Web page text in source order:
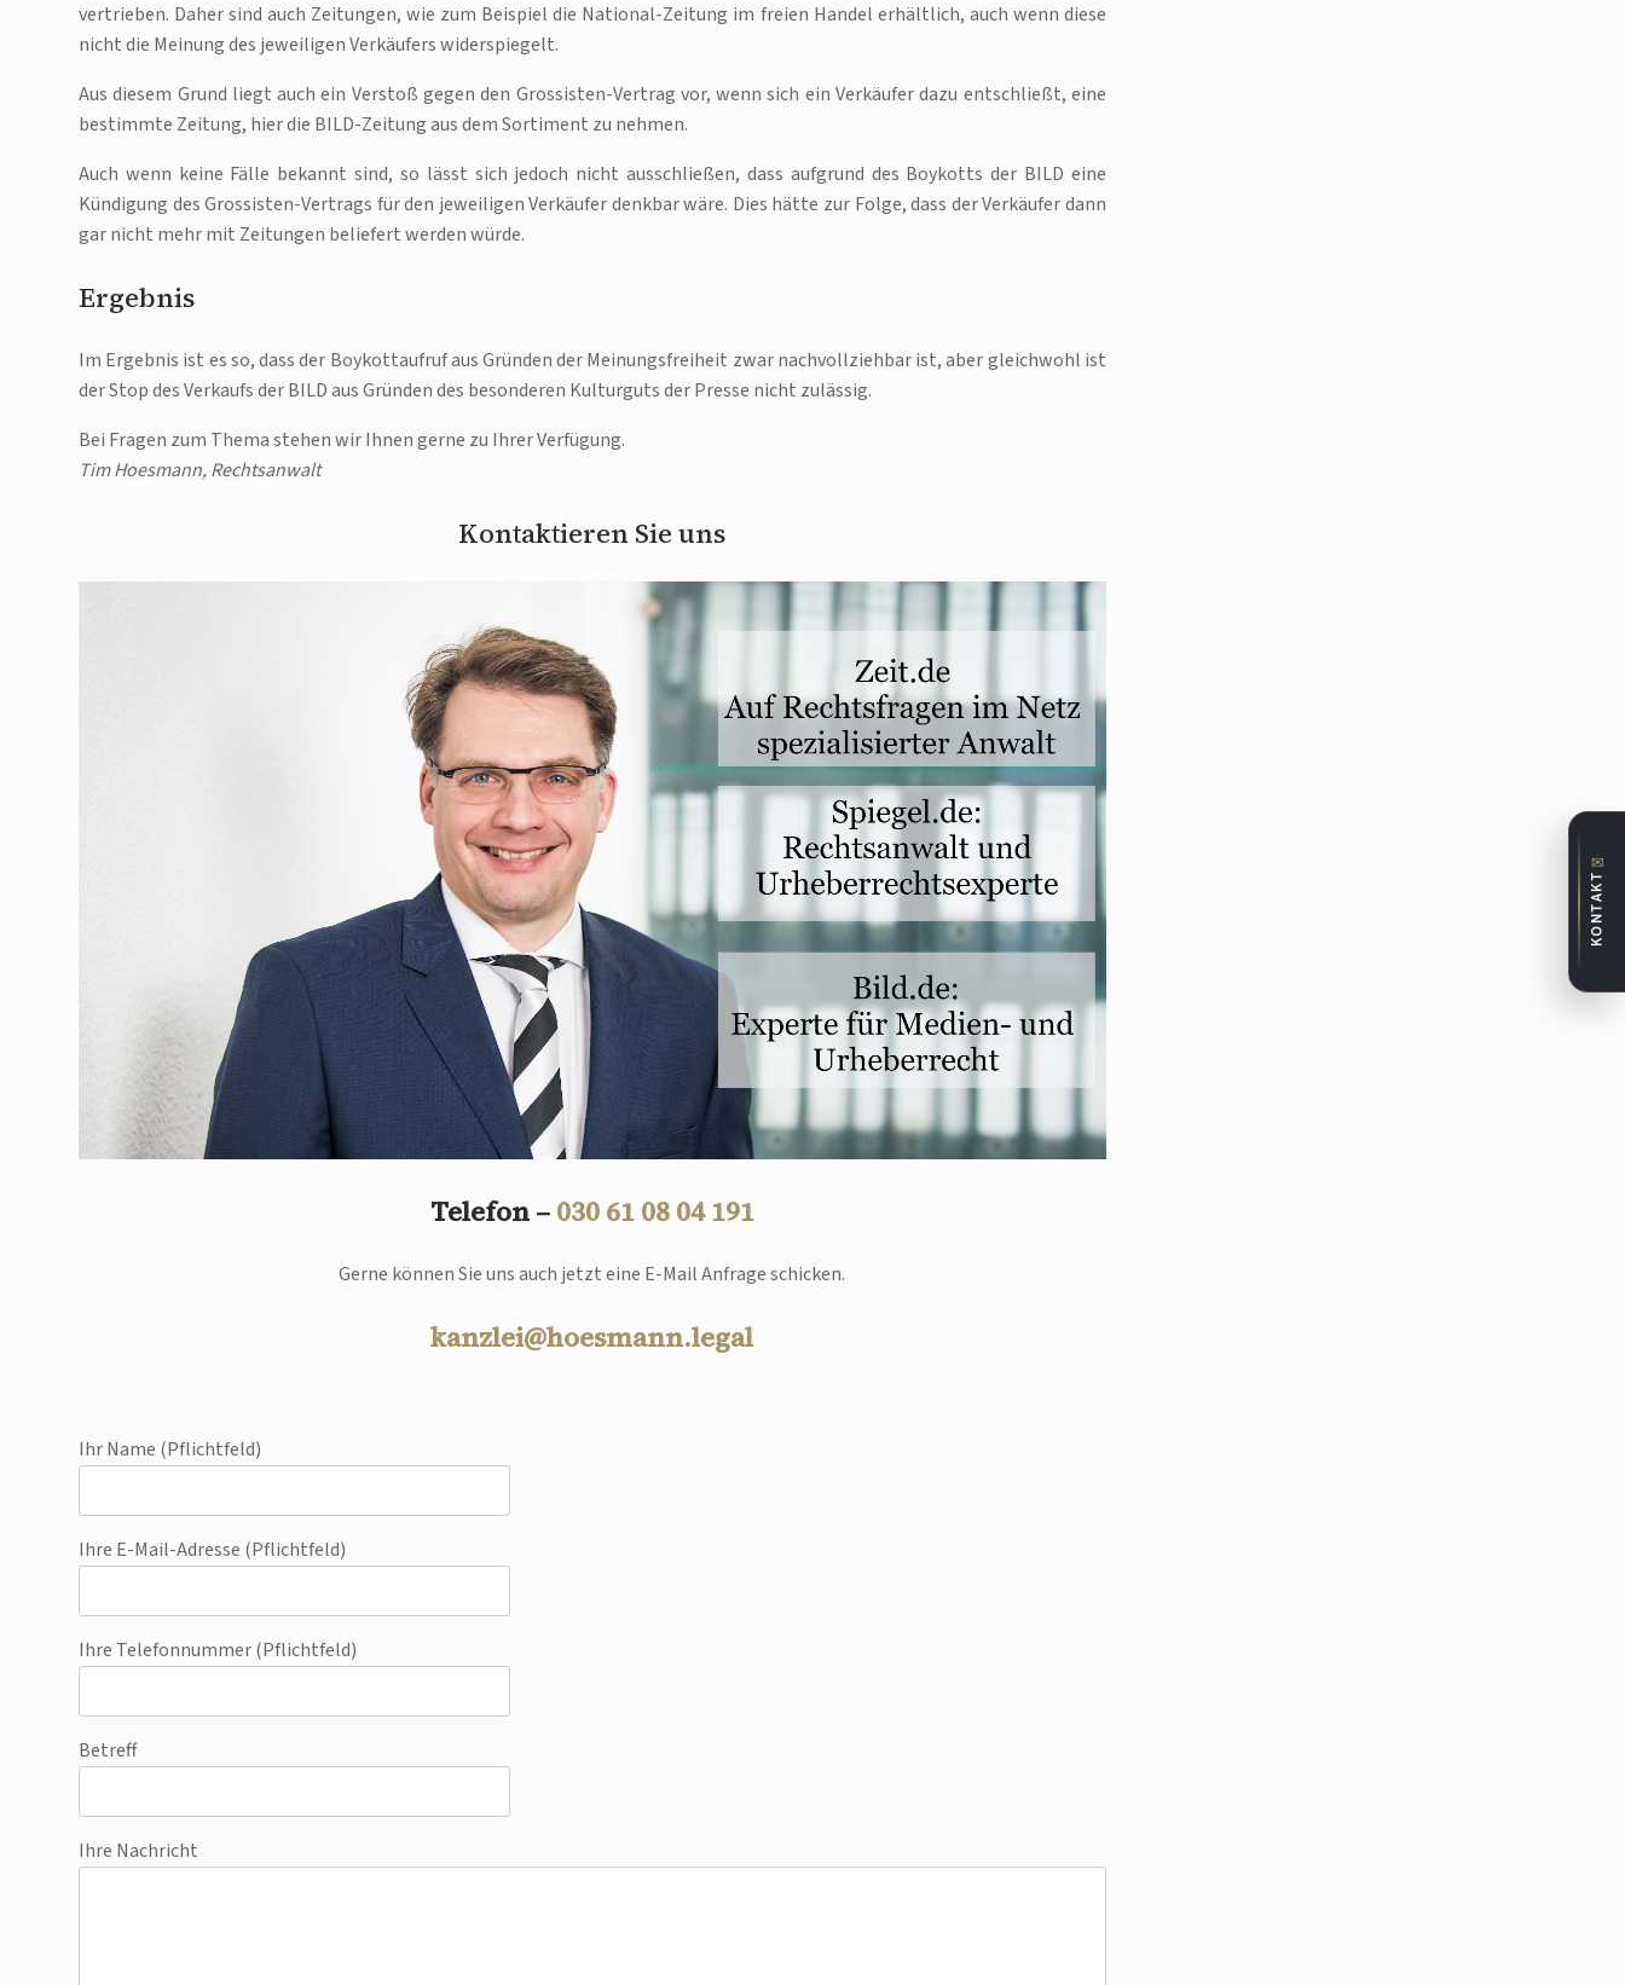
vertrieben. Daher sind auch Zeitungen, wie zum Beispiel die National-Zeitung im freien Handel erhältlich, auch wenn diese
nicht die Meinung des jeweiligen Verkäufers widerspiegelt.
Aus diesem Grund liegt auch ein Verstoß gegen den Grossisten-Vertrag vor, wenn sich ein Verkäufer dazu entschließt, eine
bestimmte Zeitung, hier die BILD-Zeitung aus dem Sortiment zu nehmen.
Auch wenn keine Fälle bekannt sind, so lässt sich jedoch nicht ausschließen, dass aufgrund des Boykotts der BILD eine
Kündigung des Grossisten-Vertrags für den jeweiligen Verkäufer denkbar wäre. Dies hätte zur Folge, dass der Verkäufer dann
gar nicht mehr mit Zeitungen beliefert werden würde.
Ergebnis
Im Ergebnis ist es so, dass der Boykottaufruf aus Gründen der Meinungsfreiheit zwar nachvollziehbar ist, aber gleichwohl ist
der Stop des Verkaufs der BILD aus Gründen des besonderen Kulturguts der Presse nicht zulässig.
Bei Fragen zum Thema stehen wir Ihnen gerne zu Ihrer Verfügung.
Tim Hoesmann, Rechtsanwalt
Kontaktieren Sie uns
Telefon – 030 61 08 04 191
Gerne können Sie uns auch jetzt eine E-Mail Anfrage schicken.
kanzlei@hoesmann.legal
Ihr Name (Pflichtfeld)
Ihre E-Mail-Adresse (Pflichtfeld)
Ihre Telefonnummer (Pflichtfeld)
Betreff
Ihre Nachricht
✉
KONTAKT